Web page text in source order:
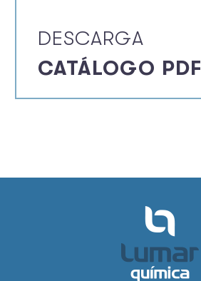
DESCARGA
CATÁLOGO PDF